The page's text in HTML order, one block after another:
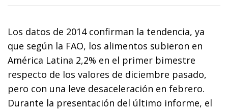
Los datos de 2014 confirman la tendencia, ya
que según la FAO, los alimentos subieron en
América Latina 2,2% en el primer bimestre
respecto de los valores de diciembre pasado,
pero con una leve desaceleración en febrero.
Durante la presentación del último informe, el